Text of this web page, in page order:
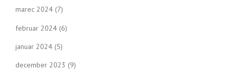
marec 2024 (7)
februar 2024 (6)
januar 2024 (5)
december 2023 (9)